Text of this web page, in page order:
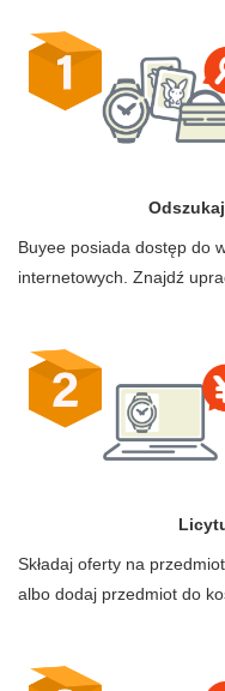
Buyee posiada dostęp do
internetowych. Znajdź
Składaj oferty na
albo dodaj przedmiot do